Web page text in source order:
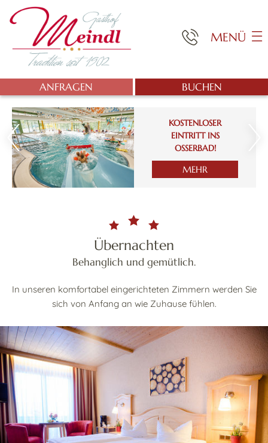
MENÜ
ANFRAGEN BUCHEN
KOSTENLOSER
EINTRITT INS
OSSERBAD!
MEHR
Übernachten
Behanglich und gemütlich.
In unseren komfortabel eingerichteten Zimmern werden Sie
sich von Anfang an wie Zuhause fühlen.